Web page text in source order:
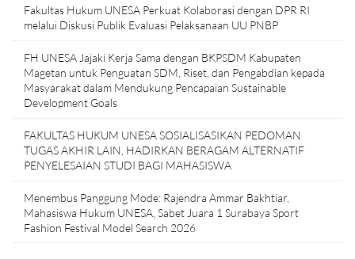
Fakultas Hukum UNESA Perkuat Kolaborasi dengan DPR RI
melalui Diskusi Publik Evaluasi Pelaksanaan UU PNBP
FH UNESA Jajaki Kerja Sama dengan BKPSDM Kabupaten
Magetan untuk Penguatan SDM, Riset, dan Pengabdian kepada
Masyarakat dalam Mendukung Pencapaian Sustainable
Development Goals
FAKULTAS HUKUM UNESA SOSIALISASIKAN PEDOMAN
TUGAS AKHIR LAIN, HADIRKAN BERAGAM ALTERNATIF
PENYELESAIAN STUDI BAGI MAHASISWA
Menembus Panggung Mode: Rajendra Ammar Bakhtiar,
Mahasiswa Hukum UNESA, Sabet Juara 1 Surabaya Sport
Fashion Festival Model Search 2026